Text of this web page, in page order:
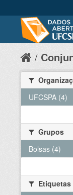
UFCSPA (4)
Grupos
Bolsas (4)
Etiquetas